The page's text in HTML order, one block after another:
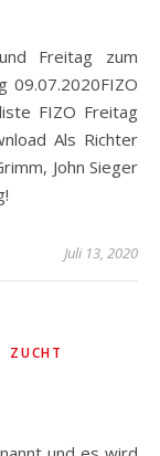
09.07.2020FIZO
FIZO Freitag
Als Richter
John Sieger
Juli 13, 2020
ZUCHT